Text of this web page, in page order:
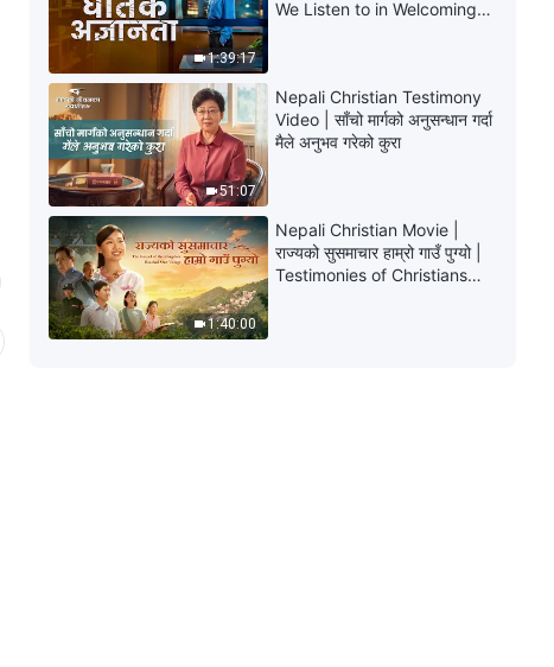
1:39:17
We Listen to in Welcoming
51:07
Nepali Christian Testimony
Video | साँचो मार्गको अनुसन्धान गर्दा
मैले अनुभव गरेको कुरा
1:40:00
Nepali Christian Movie |
राज्यको सुसमाचार हाम्रो गाउँ पुग्यो |
Testimonies of Christians